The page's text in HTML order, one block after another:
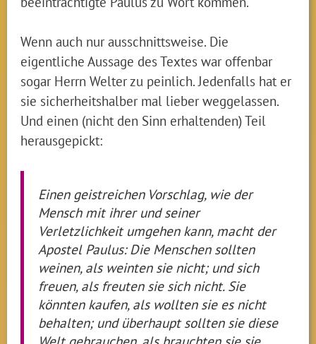
Wenn auch nur ausschnittsweise. Die
eigentliche Aussage des Textes war offenbar
sogar Herrn Welter zu peinlich. Jedenfalls hat er
sie sicherheitshalber mal lieber weggelassen.
Und einen (nicht den Sinn erhaltenden) Teil
herausgepickt:
Einen geistreichen Vorschlag, wie der
Mensch mit ihrer und seiner
Verletzlichkeit umgehen kann, macht der
Apostel Paulus: Die Menschen sollten
weinen, als weinten sie nicht; und sich
freuen, als freuten sie sich nicht. Sie
könnten kaufen, als wollten sie es nicht
behalten; und überhaupt sollten sie diese